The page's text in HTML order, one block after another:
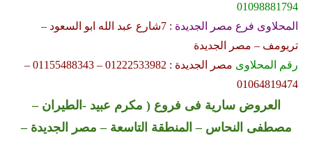
01098881794
المحلاوى فرع مصر الجديدة
: 7شارع عبد الله ابو السعود –
تريومف – مصر الجديدة
رقم المحلاوى
مصر الجديدة : 01222533982 – 01155488343 –
01064819474
العروض سارية فى فروع ( مكرم عبيد -الطيران –
مصطفى النحاس – المنطقة التاسعة – مصر الجديدة –